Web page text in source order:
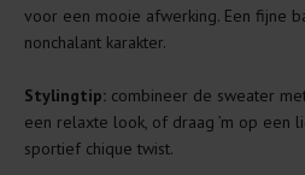
Was kleding binnenste buiten.
Wees zuinig met wasmiddel.
genoeg.
Was zo koud mogelijk. Op 20 of
voor een mooie afwerking. Een fijne
nonchalant karakter.
Stylingtip: combineer de sweater
een relaxte look, of draag ’m op een
sportief chique twist.